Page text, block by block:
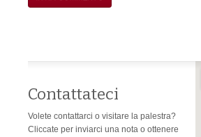
Contattateci
Volete contattarci o visitare la palestra?
Cliccate per inviarci una nota o ottenere